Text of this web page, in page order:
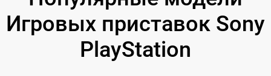
Игровых приставок Sony
PlayStation